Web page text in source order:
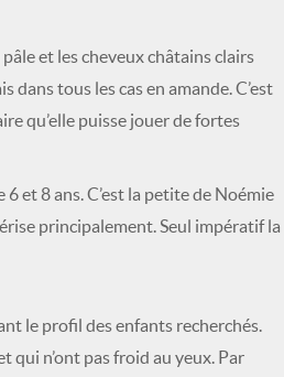
et les cheveux châtains clairs
dans tous les cas en amande. C’est
qu’elle puisse jouer de fortes
et 8 ans. C’est la petite de Noémie
principalement. Seul impératif la
le profil des enfants recherchés.
qui n’ont pas froid au yeux. Par